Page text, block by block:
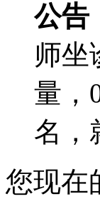
公告
师坐
量，
名，
您现在